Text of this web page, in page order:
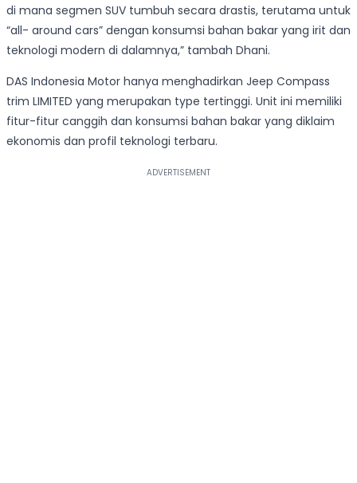
di mana segmen SUV tumbuh secara drastis, terutama untuk
“all- around cars” dengan konsumsi bahan bakar yang irit dan
teknologi modern di dalamnya,” tambah Dhani.
DAS Indonesia Motor hanya menghadirkan Jeep Compass
trim LIMITED yang merupakan type tertinggi. Unit ini memiliki
fitur-fitur canggih dan konsumsi bahan bakar yang diklaim
ekonomis dan profil teknologi terbaru.